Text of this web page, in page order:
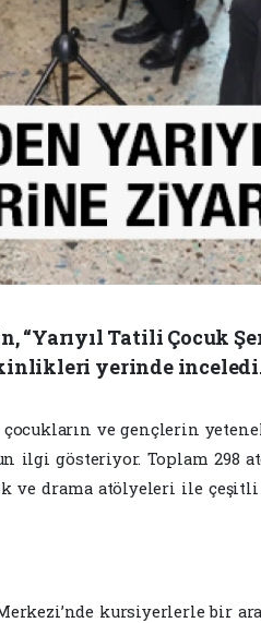
“Yarıyıl Tatili Çocuk
yerinde
ve gençlerin
ilgi gösteriyor. Toplam 298
ve drama atölyeleri ile
kursiyerlerle bir